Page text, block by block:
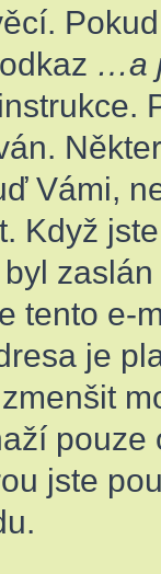
…a
Vámi,
Když
tento e-
je
jste